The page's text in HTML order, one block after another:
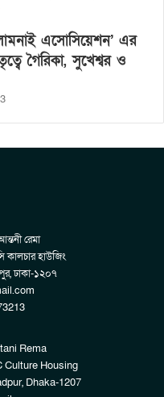
এসোসিয়েশন’ এর
গৈরিকা, সুখেশ্বর ও
রেমা
কালচার হাউজিং
ঢাকা-১২০৭
Rema
Culture Housing
Dhaka-1207